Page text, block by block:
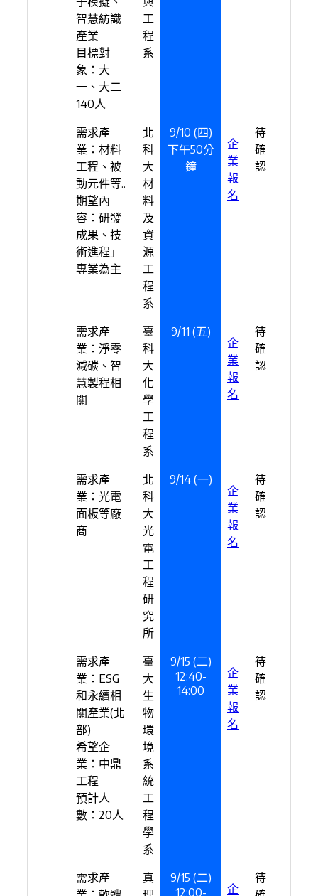
智慧紡識
產業
目標對
象：大
一、大二
140人
工
程
系
需求產
業：材料
工程、被
動元件等..
期望內
容：研發
成果、技
術進程」
專業為主
北
科
大
材
料
及
資
源
工
程
系
9/10 (四)
下午50分
鐘
企
業
報
名
待
確
認
需求產
業：淨零
減碳、智
慧製程相
關
臺
科
大
化
學
工
程
系
9/11 (五)
企
業
報
名
待
確
認
需求產
業：光電
面板等廠
商
北
科
大
光
電
工
程
研
究
所
9/14 (一)
企
業
報
名
待
確
認
需求產
業：ESG
和永續相
關產業(北
部)
希望企
業：中鼎
工程
預計人
數：20人
臺
大
生
物
環
境
系
統
工
程
學
系
9/15 (二)
12:40-
14:00
企
業
報
名
待
確
認
需求產
真
9/15 (二)
12:00-
企
待